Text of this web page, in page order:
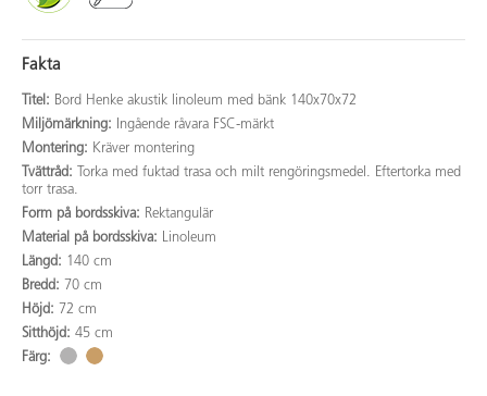
Fakta
Titel: Bord Henke akustik linoleum med bänk 140x70x72
Miljömärkning:
Ingående råvara FSC-märkt
Montering: Kräver montering
Tvättråd:
Torka med fuktad trasa och milt rengöringsmedel. Eftertorka med
torr trasa.
Form på bordsskiva: Rektangulär
Material på bordsskiva: Linoleum
Längd: 140 cm
Bredd: 70 cm
Höjd: 72 cm
Sitthöjd: 45 cm
Färg: